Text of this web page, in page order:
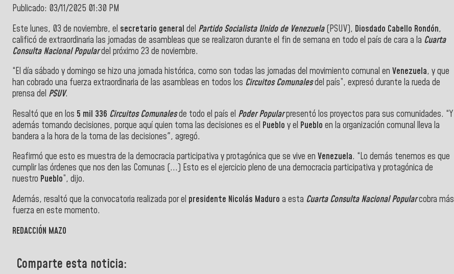
Publicado: 03/11/2025 01:30 PM
Este lunes, 03 de noviembre, el secretario general del Partido Socialista Unido de Venezuela(PSUV), Diosdado Cabello Rondón,
calificó de extraordinaria las jornadas de asambleas que se realizaron durante el fin de semana en todo el país de cara a la Cuarta
Consulta Nacional Populardel próximo 23 de noviembre.
“El día sábado y domingo se hizo una jornada histórica, como son todas las jornadas del movimiento comunal en Venezuela, y que
han cobrado una fuerza extraordinaria de las asambleas en todos los Circuitos Comunalesdel país”, expresó durante la rueda de
prensa del PSUV.
Resaltó que en los 5 mil 336 Circuitos Comunalesde todo el país el Poder Popularpresentó los proyectos para sus comunidades. “Y
además tomando decisiones, porque aquí quien toma las decisiones es el Pueblo y el Pueblo en la organización comunal lleva la
bandera a la hora de la toma de las decisiones", agregó.
Reafirmó que esto es muestra de la democracia participativa y protagónica que se vive en Venezuela. “Lo demás tenemos es que
cumplir las órdenes que nos den las Comunas (...) Esto es el ejercicio pleno de una democracia participativa y protagónica de
nuestro Pueblo”, dijo.
Además, resaltó que la convocatoria realizada por el presidente Nicolás Maduro a esta Cuarta Consulta Nacional Popularcobra más
fuerza en este momento.
REDACCIÓN MAZO
Comparte esta noticia: